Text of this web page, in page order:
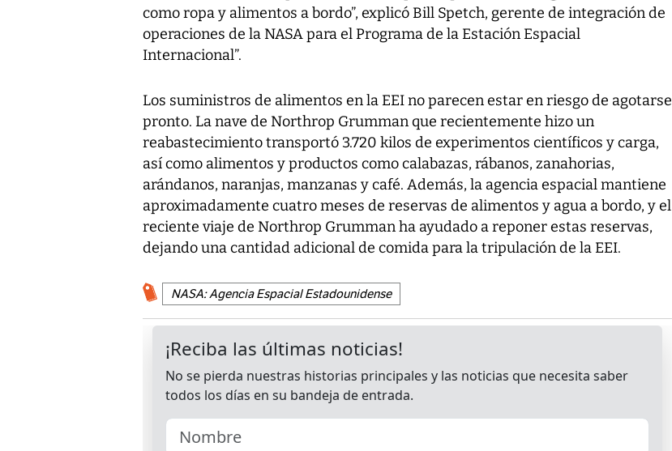
como ropa y alimentos a bordo”, explicó Bill Spetch, gerente de integración de
operaciones de la NASA para el Programa de la Estación Espacial
Internacional”.
Los suministros de alimentos en la EEI no parecen estar en riesgo de agotarse
pronto. La nave de Northrop Grumman que recientemente hizo un
reabastecimiento transportó 3.720 kilos de experimentos científicos y carga,
así como alimentos y productos como calabazas, rábanos, zanahorias,
arándanos, naranjas, manzanas y café. Además, la agencia espacial mantiene
aproximadamente cuatro meses de reservas de alimentos y agua a bordo, y el
reciente viaje de Northrop Grumman ha ayudado a reponer estas reservas,
dejando una cantidad adicional de comida para la tripulación de la EEI.
NASA: Agencia Espacial Estadounidense